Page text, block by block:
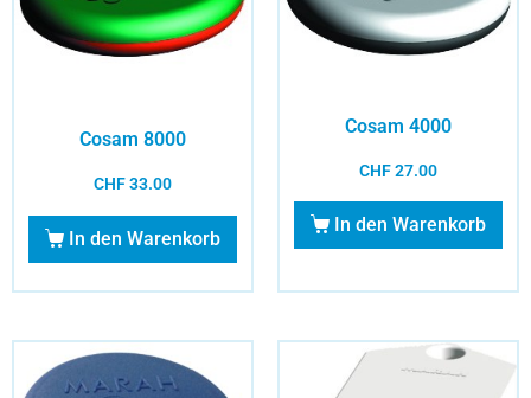
Cosam 8000
CHF33.00
In den Warenkorb
Cosam 4000
CHF27.00
In den Warenkorb